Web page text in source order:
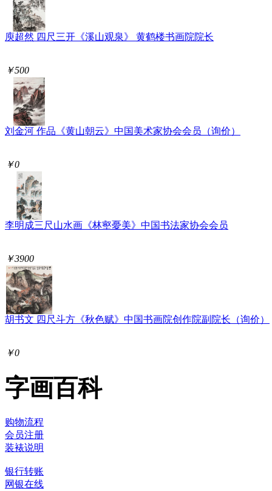
庾超然 四尺三开《溪山观泉》 黄鹤楼书画院院长
￥500
刘金河 作品《黄山朝云》中国美术家协会会员（询价）
￥0
李明成三尺山水画《林壑憂美》中国书法家协会会员
￥3900
胡书文 四尺斗方《秋色赋》中国书画院创作院副院长（询价）
￥0
字画百科
购物流程
会员注册
装裱说明
银行转账
网银在线